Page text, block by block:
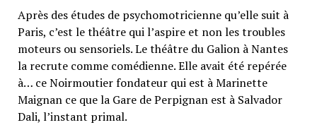
Après des études de psychomotricienne qu’elle suit à
Paris, c’est le théâtre qui l’aspire et non les troubles
moteurs ou sensoriels. Le théâtre du Galion à Nantes
la recrute comme comédienne. Elle avait été repérée
à… ce Noirmoutier fondateur qui est à Marinette
Maignan ce que la Gare de Perpignan est à Salvador
Dali, l’instant primal.